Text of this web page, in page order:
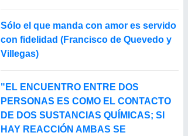
Sólo el que manda con amor es servido
con fidelidad (Francisco de Quevedo y
Villegas)
"EL ENCUENTRO ENTRE DOS
PERSONAS ES COMO EL CONTACTO
DE DOS SUSTANCIAS QUÍMICAS; SI
HAY REACCIÓN AMBAS SE